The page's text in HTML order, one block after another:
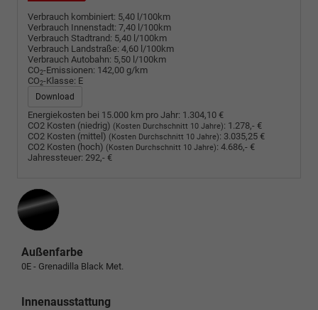
Verbrauch kombiniert: 5,40 l/100km
Verbrauch Innenstadt: 7,40 l/100km
Verbrauch Stadtrand: 5,40 l/100km
Verbrauch Landstraße: 4,60 l/100km
Verbrauch Autobahn: 5,50 l/100km
CO2-Emissionen: 142,00 g/km
CO2-Klasse: E
Download
Energiekosten bei 15.000 km pro Jahr: 1.304,10 €
CO2 Kosten (niedrig) (Kosten Durchschnitt 10 Jahre): 1.278,- €
CO2 Kosten (mittel) (Kosten Durchschnitt 10 Jahre): 3.035,25 €
CO2 Kosten (hoch) (Kosten Durchschnitt 10 Jahre): 4.686,- €
Jahressteuer: 292,- €
Außenfarbe
0E - Grenadilla Black Met.
Innenausstattung